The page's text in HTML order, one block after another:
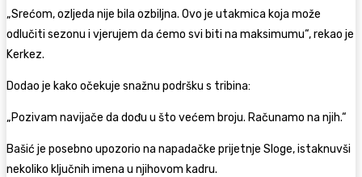
„Srećom, ozljeda nije bila ozbiljna. Ovo je utakmica koja može
odlučiti sezonu i vjerujem da ćemo svi biti na maksimumu“, rekao je
Kerkez.
Dodao je kako očekuje snažnu podršku s tribina:
„Pozivam navijače da dođu u što većem broju. Računamo na njih.“
Bašić je posebno upozorio na napadačke prijetnje Sloge, istaknuvši
nekoliko ključnih imena u njihovom kadru.